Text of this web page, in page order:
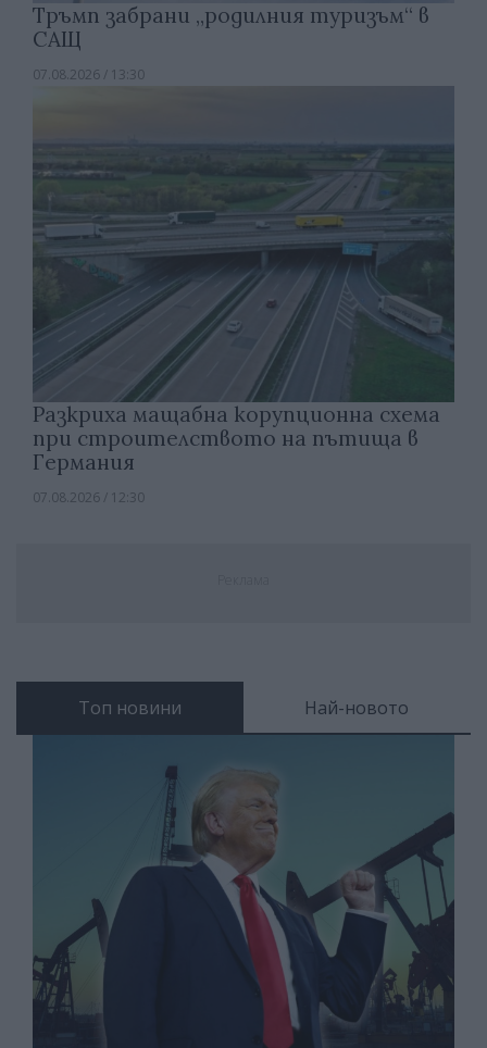
Тръмп забрани „родилния туризъм“ в
САЩ
07.08.2026 / 13:30
Разкриха мащабна корупционна схема
при строителството на пътища в
Германия
07.08.2026 / 12:30
Топ новини Най-новото